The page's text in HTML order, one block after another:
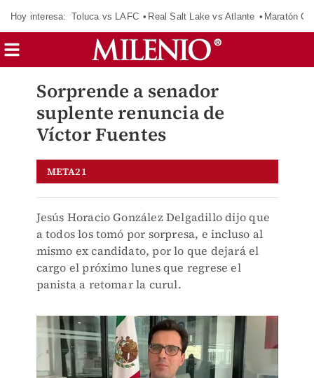
Hoy interesa: Toluca vs LAFC Real Salt Lake vs Atlante Maratón
Sorprende a senador
suplente renuncia de
Víctor Fuentes
META21
Jesús Horacio González Delgadillo dijo que
a todos los tomó por sorpresa, e incluso al
mismo ex candidato, por lo que dejará el
cargo el próximo lunes que regrese el
panista a retomar la curul.